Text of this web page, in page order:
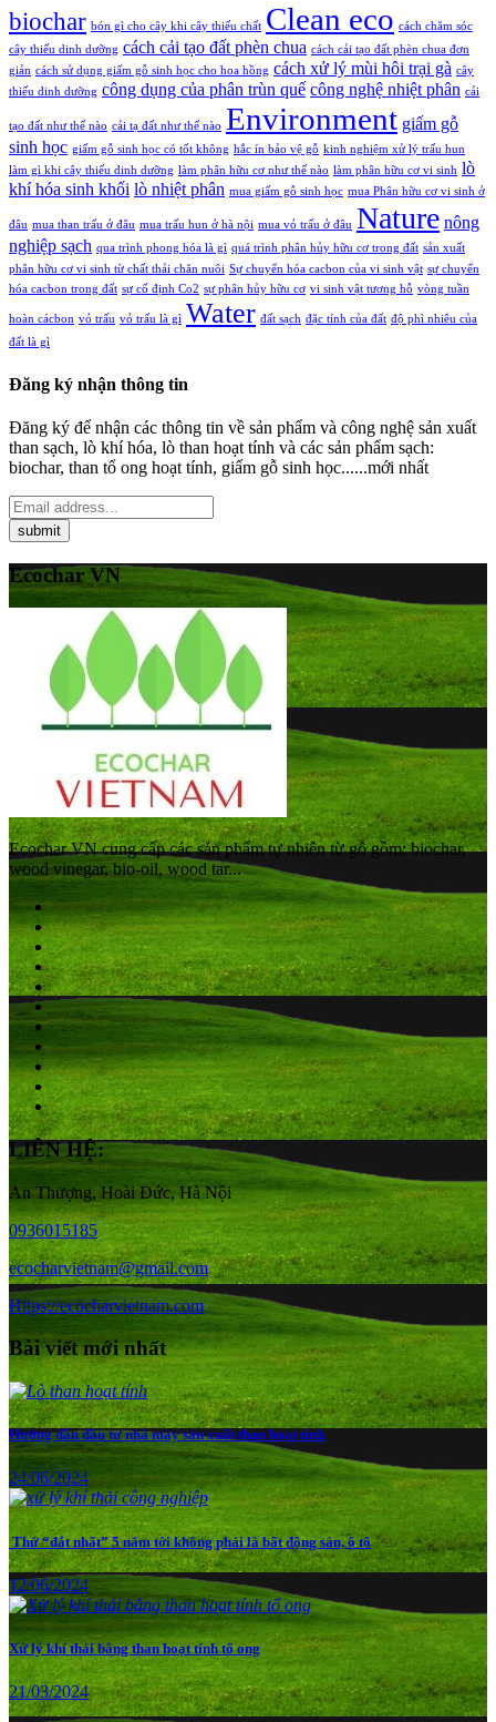
biochar bón gì cho cây khi cây thiếu chất Clean eco cách chăm sóc
cây thiếu dinh dưỡng cách cải tạo đất phèn chua cách cải tạo đất phèn chua đơn
giản cách sử dụng giấm gỗ sinh học cho hoa hồng cách xử lý mùi hôi trại gà cây
thiếu dinh dưỡng công dụng của phân trùn quế công nghệ nhiệt phân cải
tạo đất như thế nào cải tạ đất như thế nào Environment giấm gỗ
sinh học giấm gỗ sinh học có tốt không hắc ín bảo vệ gỗ kinh nghiệm xử lý trấu hun
làm gì khi cây thiếu dinh dưỡng làm phân hữu cơ như thế nào làm phân hữu cơ vi sinh lò
khí hóa sinh khối lò nhiệt phân mua giấm gỗ sinh học mua Phân hữu cơ vi sinh ở
đâu mua than trấu ở đâu mua trấu hun ở hà nội mua vỏ trấu ở đâu Nature nông
nghiệp sạch qua trình phong hóa là gì quá trình phân hủy hữu cơ trong đất sản xuất
phân hữu cơ vi sinh từ chất thải chăn nuôi Sự chuyển hóa cacbon của vi sinh vật sự chuyển
hóa cacbon trong đất sự cố định Co2 sự phân hủy hữu cơ vi sinh vật tương hỗ vòng tuần
hoàn cácbon vỏ trấu vỏ trấu là gì Water đất sạch đặc tính của đất độ phì nhiêu của
đất là gì
Đăng ký nhận thông tin
Đăng ký để nhận các thông tin về sản phẩm và công nghệ sản xuất
than sạch, lò khí hóa, lò than hoạt tính và các sản phẩm sạch:
biochar, than tổ ong hoạt tính, giấm gỗ sinh học......mới nhất
Ecochar VN
Ecochar VN cung cấp các sản phẩm tự nhiên từ gỗ gồm: biochar,
wood vinegar, bio-oil, wood tar...
LIÊN HỆ:
An Thượng, Hoài Đức, Hà Nội
0936015185
ecocharvietnam@gmail.com
Https://ecocharvietnam.com
Bài viết mới nhất
Hướng dẫn đầu tư nhà máy sản xuất than hoạt tính
24/06/2024
Thứ “đắt nhất” 5 năm tới không phải là bất động sản, ô tô
12/06/2024
Xử lý khí thải bằng than hoạt tính tổ ong
21/03/2024